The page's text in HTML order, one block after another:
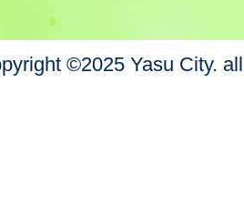
©2025 Yasu City.